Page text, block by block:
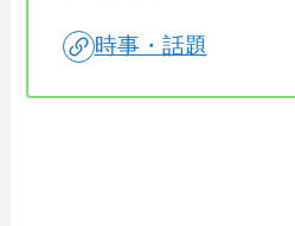
時事・話題